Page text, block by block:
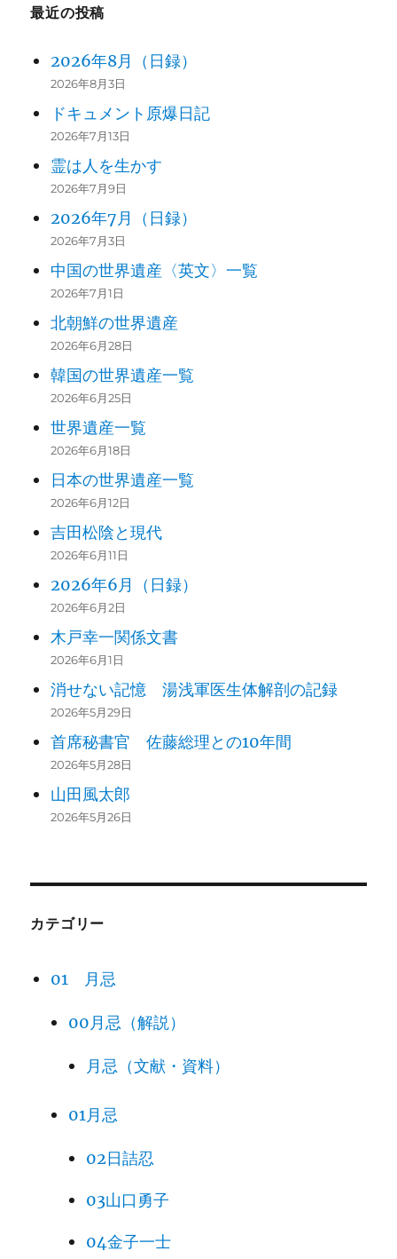
最近の投稿
2026年8月（日録）
2026年8月3日
ドキュメント原爆日記
2026年7月13日
霊は人を生かす
2026年7月9日
2026年7月（日録）
2026年7月3日
中国の世界遺産〈英文〉一覧
2026年7月1日
北朝鮮の世界遺産
2026年6月28日
韓国の世界遺産一覧
2026年6月25日
世界遺産一覧
2026年6月18日
日本の世界遺産一覧
2026年6月12日
吉田松陰と現代
2026年6月11日
2026年6月（日録）
2026年6月2日
木戸幸一関係文書
2026年6月1日
消せない記憶 湯浅軍医生体解剖の記録
2026年5月29日
首席秘書官 佐藤総理との10年間
2026年5月28日
山田風太郎
2026年5月26日
カテゴリー
01 月忌
00月忌（解説）
月忌（文献・資料）
01月忌
02日詰忍
03山口勇子
04金子一士